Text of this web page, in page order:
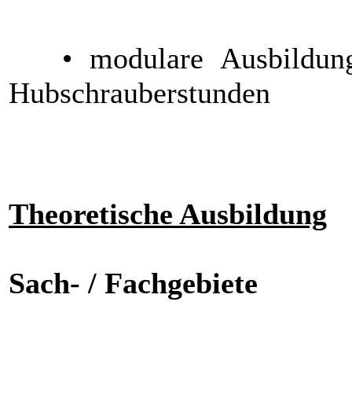
• modulare
Hubschrauberstunden
Theoretische Ausbildung
Sach- / Fachgebiete